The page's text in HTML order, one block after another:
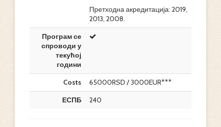
Претходна акредитација: 2019,
2013, 2008.
Програм се
спроводи у
текућој
години
Costs
65000RSD / 3000EUR***
ЕСПБ
240